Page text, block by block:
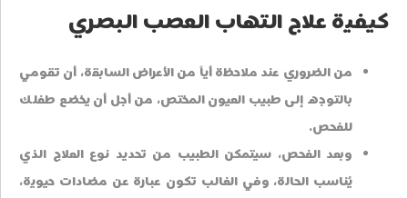
كيفية علاج التهاب العصب البصري
من الضروري عند ملاحظة أياً من الأعراض السابقة، أن تقومي
بالتوجه إلى طبيب العيون المختص، من أجل أن يخضع طفلك
للفحص.
وبعد الفحص، سيتمكن الطبيب من تحديد نوع العلاج الذي
يُناسب الحالة، وفي الغالب تكون عبارة عن مضادات حيوية،